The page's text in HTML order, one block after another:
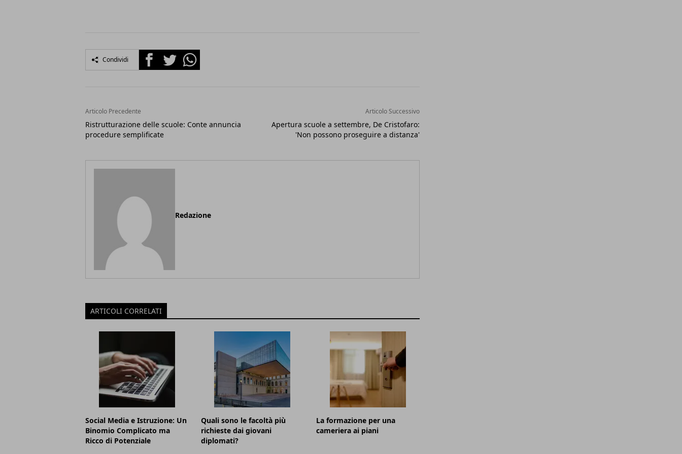
Condividi FacebookTwitterWhatsapp
Articolo Precedente
Ristrutturazione delle scuole: Conte annuncia
procedure semplificate
Articolo Successivo
Apertura scuole a settembre, De Cristofaro:
'Non possono proseguire a distanza'
Redazione
ARTICOLI CORRELATI
Social Media e Istruzione: Un
Binomio Complicato ma
Ricco di Potenziale
Quali sono le facoltà più
richieste dai giovani
diplomati?
La formazione per una
cameriera ai piani